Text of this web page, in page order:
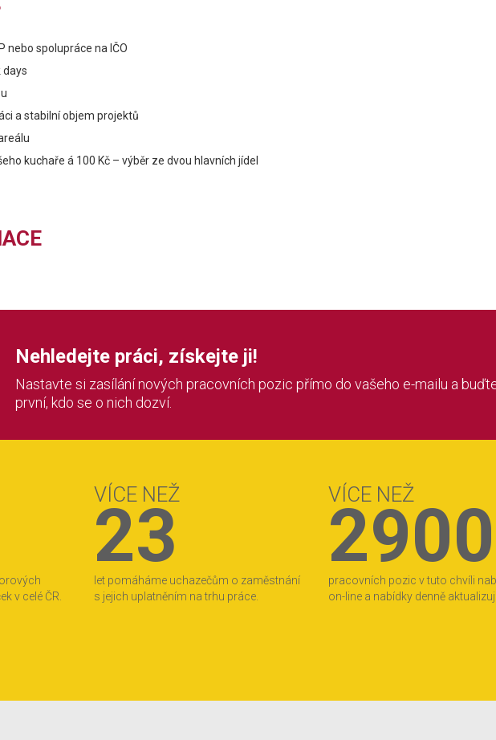
nebo spolupráce na IČO
days
a stabilní objem projektů
kuchaře á 100 Kč – výběr ze dvou hlavních jídel
Nehledejte práci, získejte ji!
Nastavte si zasílání nových pracovních pozic přímo do vašeho e-mailu a
první, kdo se o nich dozví.
v celé ČR.
VÍCE NEŽ
23
let pomáháme uchazečům o zaměstnání
s jejich uplatněním na trhu práce.
VÍCE NEŽ
2900
pracovních pozic v tuto chvíli
on-line a nabídky denně